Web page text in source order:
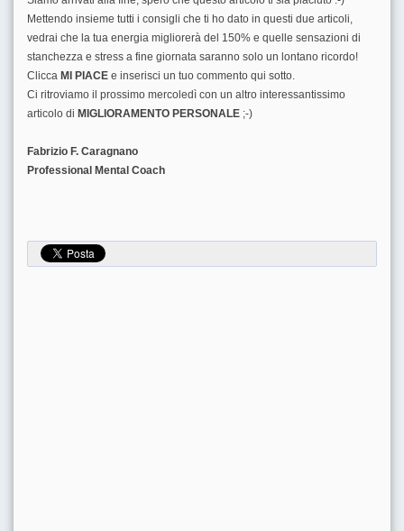
Mettendo insieme tutti i consigli che ti ho dato in questi due articoli,
vedrai che la tua energia migliorerà del 150% e quelle sensazioni di
stanchezza e stress a fine giornata saranno solo un lontano ricordo!
Clicca MI PIACE e inserisci un tuo commento qui sotto.
Ci ritroviamo il prossimo mercoledì con un altro interessantissimo
articolo di MIGLIORAMENTO PERSONALE ;-)
Fabrizio F. Caragnano
Professional Mental Coach